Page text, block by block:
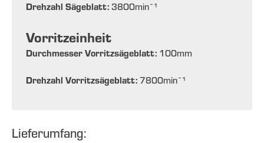
Drehzahl Sägeblatt: 3800min¯¹
Vorritzeinheit
Durchmesser Vorritzsägeblatt: 100mm
Drehzahl Vorritzsägeblatt: 7800min¯¹
Lieferumfang: